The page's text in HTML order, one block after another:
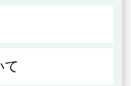
て